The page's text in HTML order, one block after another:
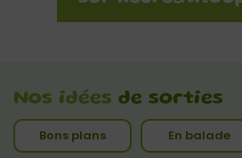
Nos idées de sorties
Bons plans En balade